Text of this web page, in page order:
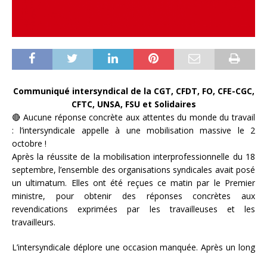
Communiqué intersyndical de la CGT, CFDT, FO, CFE-CGC,
CFTC, UNSA, FSU et Solidaires
🔴 Aucune réponse concrète aux attentes du monde du travail
: l’intersyndicale appelle à une mobilisation massive le 2
octobre !
Après la réussite de la mobilisation interprofessionnelle du 18
septembre, l’ensemble des organisations syndicales avait posé
un ultimatum. Elles ont été reçues ce matin par le Premier
ministre, pour obtenir des réponses concrètes aux
revendications exprimées par les travailleuses et les
travailleurs.
L’intersyndicale déplore une occasion manquée. Après un long